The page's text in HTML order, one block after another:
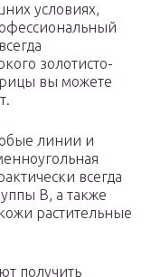
условиях,
золотисто-
вы можете
линии и
всегда
В, а также
растительные
получить